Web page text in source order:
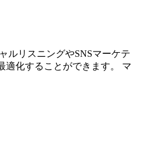
ルリスニングやSNSマーケテ
適化することができます。 マ